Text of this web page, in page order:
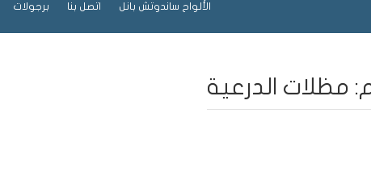
برجولات اتصل بنا الألواح ساندوتش بانل
مظلات الدرعية